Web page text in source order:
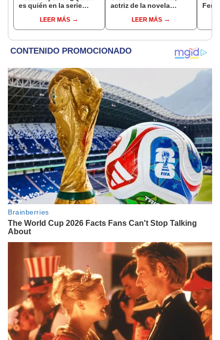
es quién en la serie
protagonizada por
Valerie Domínguez?
LEER MÁS
actriz de la novela
dedica ahora?
LEER MÁS